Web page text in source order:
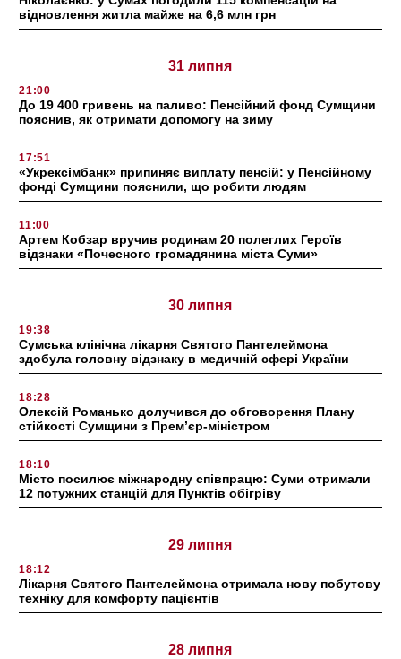
відновлення житла майже на 6,6 млн грн
31 липня
21:00
До 19 400 гривень на паливо: Пенсійний фонд Сумщини
пояснив, як отримати допомогу на зиму
17:51
«Укрексімбанк» припиняє виплату пенсій: у Пенсійному
фонді Сумщини пояснили, що робити людям
11:00
Артем Кобзар вручив родинам 20 полеглих Героїв
відзнаки «Почесного громадянина міста Суми»
30 липня
19:38
Сумська клінічна лікарня Святого Пантелеймона
здобула головну відзнаку в медичній сфері України
18:28
Олексій Романько долучився до обговорення Плану
стійкості Сумщини з Прем’єр-міністром
18:10
Місто посилює міжнародну співпрацю: Суми отримали
12 потужних станцій для Пунктів обігріву
29 липня
18:12
Лікарня Святого Пантелеймона отримала нову побутову
техніку для комфорту пацієнтів
28 липня